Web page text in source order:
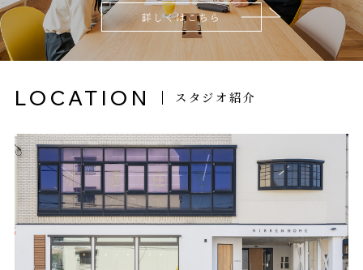
詳しくはこちら
LOCATION スタジオ紹介